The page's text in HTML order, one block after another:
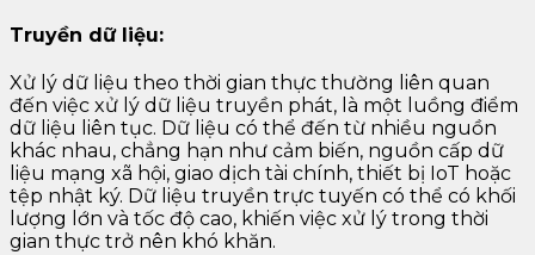
Truyền dữ liệu:
Xử lý dữ liệu theo thời gian thực thường liên quan
đến việc xử lý dữ liệu truyền phát, là một luồng điểm
dữ liệu liên tục. Dữ liệu có thể đến từ nhiều nguồn
khác nhau, chẳng hạn như cảm biến, nguồn cấp dữ
liệu mạng xã hội, giao dịch tài chính, thiết bị IoT hoặc
tệp nhật ký. Dữ liệu truyền trực tuyến có thể có khối
lượng lớn và tốc độ cao, khiến việc xử lý trong thời
gian thực trở nên khó khăn.